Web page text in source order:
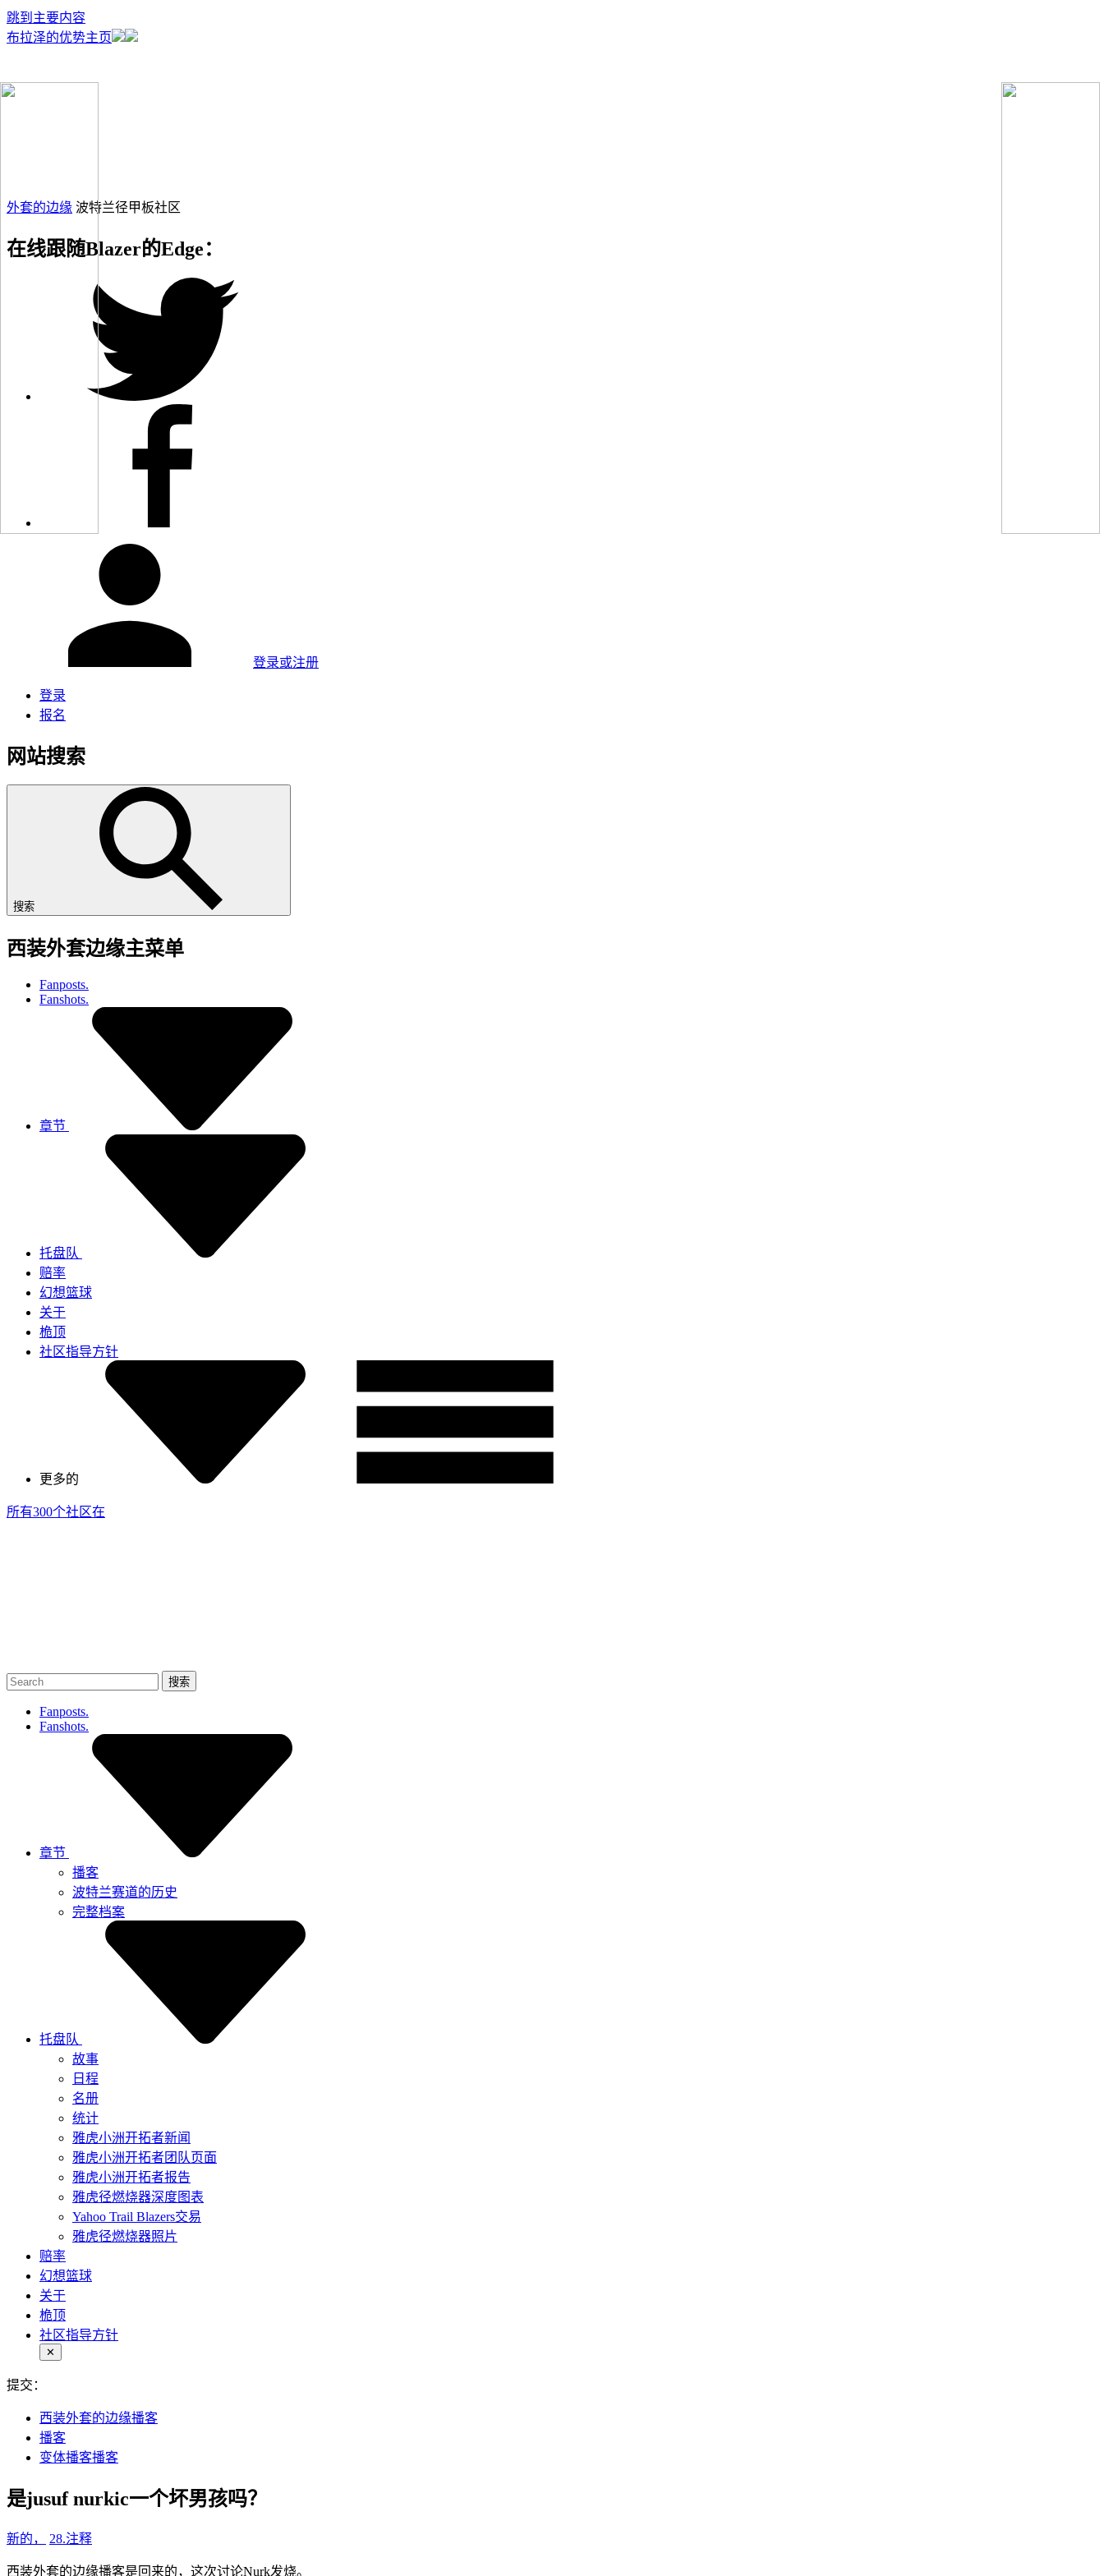
跳到主要内容
布拉泽的优势主页
外套的边缘 波特兰径甲板社区
在线跟随Blazer的Edge：
登录或注册
登录
报名
网站搜索
搜索
西装外套边缘主菜单
Fanposts.
Fanshots.
章节
托盘队
赔率
幻想篮球
关于
桅顶
社区指导方针
更多的
所有300个社区在
Fanposts.
Fanshots.
章节
播客
波特兰赛道的历史
完整档案
托盘队
故事
日程
名册
统计
雅虎小洲开拓者新闻
雅虎小洲开拓者团队页面
雅虎小洲开拓者报告
雅虎径燃烧器深度图表
Yahoo Trail Blazers交易
雅虎径燃烧器照片
赔率
幻想篮球
关于
桅顶
社区指导方针
✕
提交：
西装外套的边缘播客
播客
变体播客播客
是jusuf nurkic一个坏男孩吗？
新的， 28.注释
西装外套的边缘播客是回来的，这次讨论Nurk发烧。